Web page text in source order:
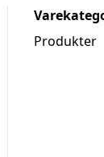
Produkter